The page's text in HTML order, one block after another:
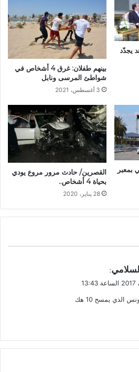
يجدّد
بينهم طفلان: غرق 4 أشخاص في
شواطئ المرسى ونابل
3 أغسطس، 2021
بمعبر
القصرين/ حادث مرور مروع يودي
بحياة 4 أشخاص..
28 يناير، 2020
:
الذي يمسح 10 هك